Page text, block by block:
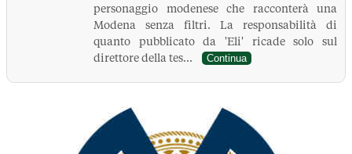
personaggio modenese che racconterà una
Modena senza filtri. La responsabilità di
quanto pubblicato da 'Eli' ricade solo sul
direttore della tes...
Continua